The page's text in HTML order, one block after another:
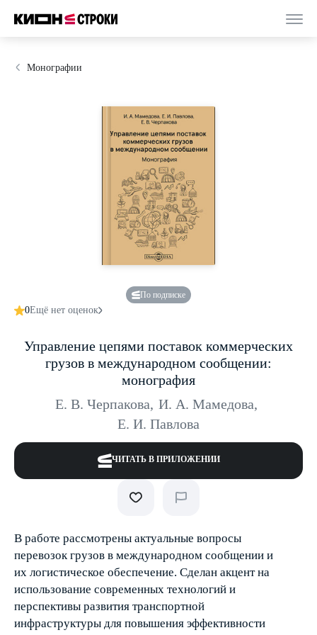
Монографии
По подписке
0Ещё нет оценок
Управление цепями поставок коммерческих
грузов в международном сообщении:
монография
Е. В. Черпакова, И. А. Мамедова,
Е. И. Павлова
ЧИТАТЬ В ПРИЛОЖЕНИИ
В работе рассмотрены актуальные вопросы
перевозок грузов в международном сообщении и
их логистическое обеспечение. Сделан акцент на
использование современных технологий и
перспективы развития транспортной
инфраструктуры для повышения эффективности